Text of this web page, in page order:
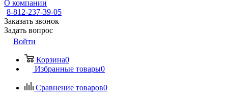
О компании
8-812-237-39-05
Заказать звонок
Задать вопрос
Войти
Корзина0
Избранные товары0
Сравнение товаров0